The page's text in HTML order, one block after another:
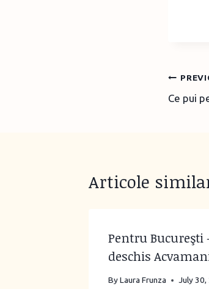
Post
Ce pui
Articole
Pentru Bucureşti
deschis
ByLaura Frunza July